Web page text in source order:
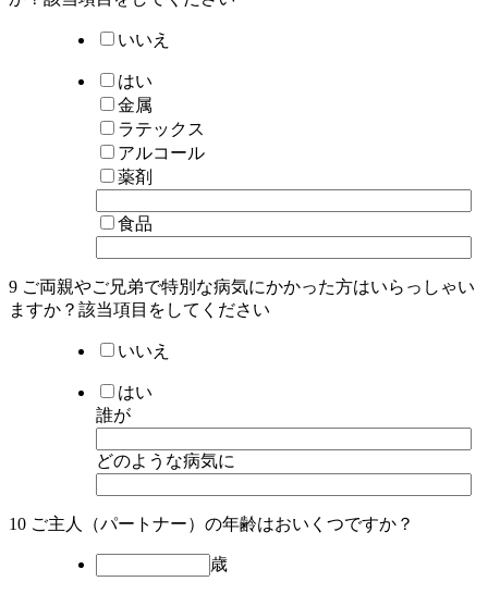
いいえ
はい
金属
ラテックス
アルコール
薬剤
食品
9 ご両親やご兄弟で特別な病気にかかった方はいらっしゃい
ますか？該当項目を してください
いいえ
はい
誰が
どのような病気に
10 ご主人（パートナー）の年齢はおいくつですか？
歳